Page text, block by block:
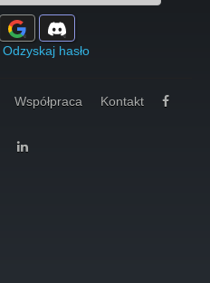
Odzyskaj hasło
Współpraca Kontakt